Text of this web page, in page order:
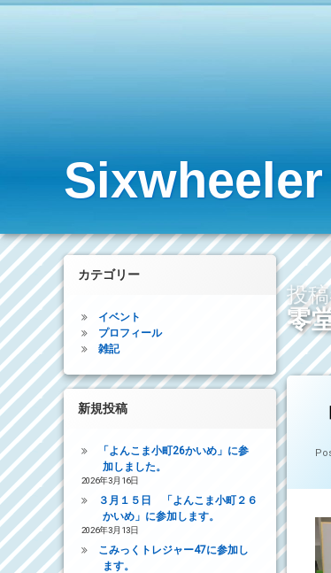
コ
投
零
カテゴリー
イベント
プロフィール
雑記
新規投稿
「よんこま小町26かいめ」に参
加しました。
2026年3月16日
３月１５日 「よんこま小町２６
かいめ」に参加します。
2026年3月13日
こみっくトレジャー47に参加し
ます。